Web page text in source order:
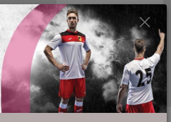
Menu
CZK
Hledat
0,00 Kč